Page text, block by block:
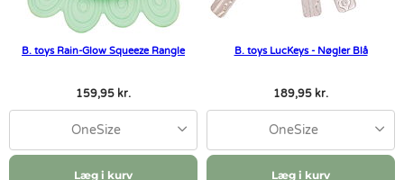
B. toys Rain-Glow Squeeze Rangle
159,95 kr.
OneSize
Læg i kurv
B. toys LucKeys - Nøgler Blå
189,95 kr.
OneSize
Læg i kurv